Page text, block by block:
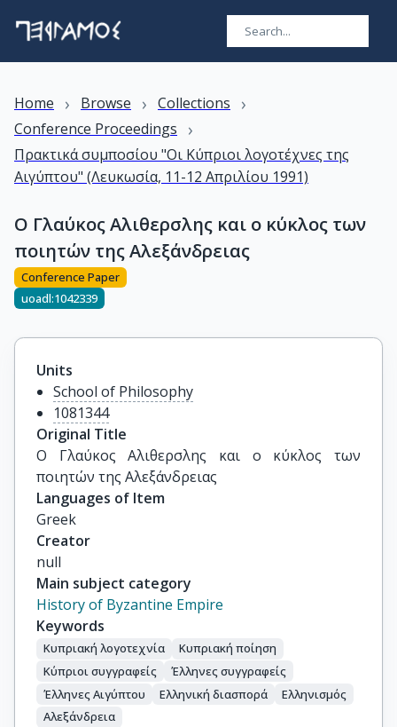
Home › Browse › Collections ›
Conference Proceedings ›
Πρακτικά συμποσίου "Οι Κύπριοι λογοτέχνες της
Αιγύπτου" (Λευκωσία, 11-12 Απριλίου 1991)
Ο Γλαύκος Αλιθερσλης και ο κύκλος των
ποιητών της Αλεξάνδρειας
Conference Paper
uoadl:1042339
Units
School of Philosophy
1081344
Original Title
Ο Γλαύκος Αλιθερσλης και ο κύκλος των
ποιητών της Αλεξάνδρειας
Languages of Item
Greek
Creator
null
Main subject category
History of Byzantine Empire
Keywords
Κυπριακή λογοτεχνία
Κυπριακή ποίηση
Κύπριοι συγγραφείς
Έλληνες συγγραφείς
Έλληνες Αιγύπτου
Ελληνική διασπορά
Ελληνισμός
Αλεξάνδρεια